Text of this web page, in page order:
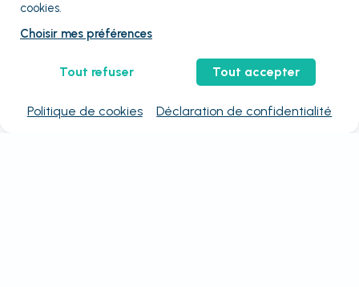
cookies.
Choisir mes préférences
Tout refuser Tout accepter
Politique de cookies Déclaration de confidentialité